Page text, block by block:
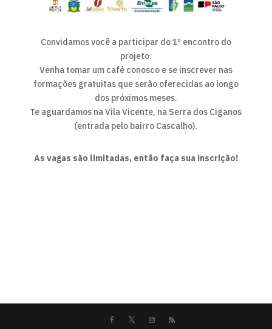
Convidamos você a participar do 1º encontro do
projeto.
Venha tomar um café conosco e se inscrever nas
formações gratuitas que serão oferecidas ao longo
dos próximos meses.
Te aguardamos na Vila Vicente, na Serra dos Ciganos
(entrada pelo bairro Cascalho).
As vagas são limitadas, então faça sua inscrição!